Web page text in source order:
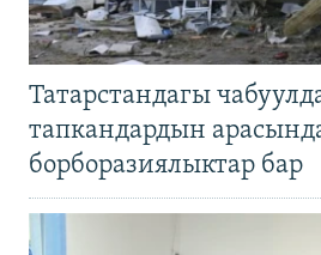
Татарстандагы
тапкандардын
борборазиялыктар бар